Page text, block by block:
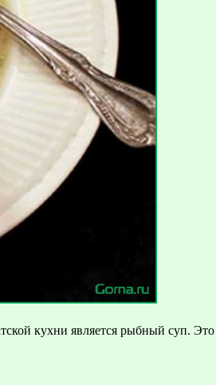
кухни является рыбный суп.